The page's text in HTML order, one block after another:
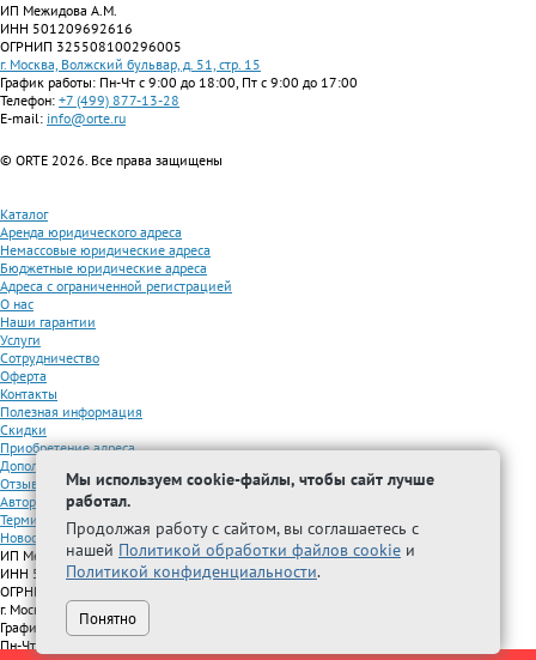
ИП Межидова А.М.
ИНН 501209692616
ОГРНИП 325508100296005
г. Москва, Волжский бульвар, д. 51, стр. 15
График работы: Пн-Чт с 9:00 до 18:00, Пт с 9:00 до 17:00
Телефон: +7 (499) 877-13-28
E-mail: info@orte.ru
© ORTE 2026. Все права защищены
Каталог
Аренда юридического адреса
Немассовые юридические адреса
Бюджетные юридические адреса
Адреса с ограниченной регистрацией
О нас
Наши гарантии
Услуги
Сотрудничество
Оферта
Контакты
Полезная информация
Скидки
Приобретение адреса
Дополнительные услуги
Отзывы
Авторизованные партнеры
Термины
Новости
ИП Межидова А.М.
ИНН 501209692616
ОГРНИП 325508100296005
г. Москва, Волжский бульвар, д. 51, стр. 15
График работы:
Пн-Чт с 9:00 до 18:00, Пт с 9:00 до 17:00
Мы используем cookie-файлы, чтобы сайт лучше
работал.
Продолжая работу с сайтом, вы соглашаетесь с
нашей Политикой обработки файлов cookie и
Политикой конфиденциальности.
Понятно